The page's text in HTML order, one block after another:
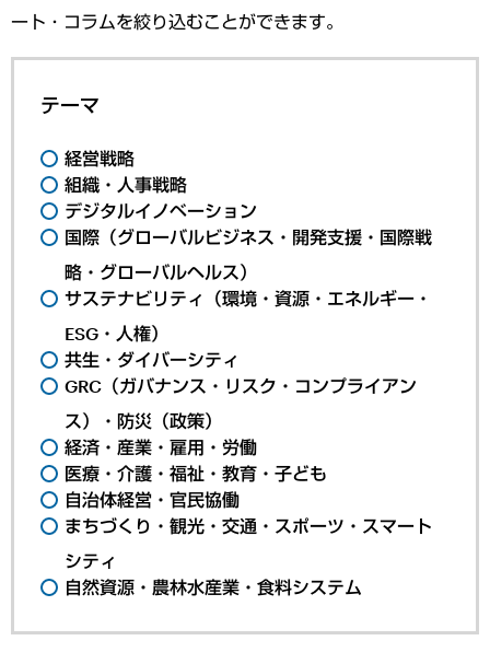
ート・コラムを絞り込むことができます。
テーマ
経営戦略
組織・人事戦略
デジタルイノベーション
国際（グローバルビジネス・開発支援・国際戦
略・グローバルヘルス）
サステナビリティ（環境・資源・エネルギー・
ESG・人権）
共生・ダイバーシティ
GRC（ガバナンス・リスク・コンプライアン
ス）・防災（政策）
経済・産業・雇用・労働
医療・介護・福祉・教育・子ども
自治体経営・官民協働
まちづくり・観光・交通・スポーツ・スマート
シティ
自然資源・農林水産業・食料システム